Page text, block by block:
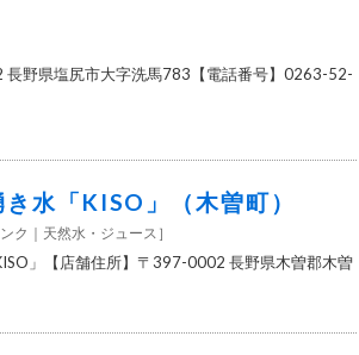
野県塩尻市大字洗馬783【電話番号】0263-52-
水「KISO」（木曽町）
ク 天然水・ジュース ］
」【店舗住所】〒397-0002 長野県木曽郡木曽